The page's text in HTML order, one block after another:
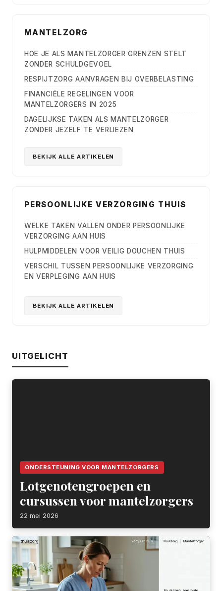
MANTELZORG
HOE JE ALS MANTELZORGER GRENZEN STELT
ZONDER SCHULDGEVOEL
RESPIJTZORG AANVRAGEN BIJ OVERBELASTING
FINANCIËLE REGELINGEN VOOR
MANTELZORGERS IN 2025
DAGELIJKSE TAKEN ALS MANTELZORGER
ZONDER JEZELF TE VERLIEZEN
BEKIJK ALLE ARTIKELEN
PERSOONLIJKE VERZORGING THUIS
WELKE TAKEN VALLEN ONDER PERSOONLIJKE
VERZORGING AAN HUIS
HULPMIDDELEN VOOR VEILIG DOUCHEN THUIS
VERSCHIL TUSSEN PERSOONLIJKE VERZORGING
EN VERPLEGING AAN HUIS
BEKIJK ALLE ARTIKELEN
UITGELICHT
ONDERSTEUNING VOOR MANTELZORGERS
Lotgenotengroepen en
cursussen voor mantelzorgers
22 mei 2026